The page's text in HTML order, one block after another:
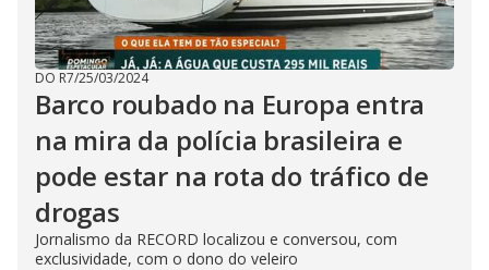
DO R7/25/03/2024
Barco roubado na Europa entra
na mira da polícia brasileira e
pode estar na rota do tráfico de
drogas
Jornalismo da RECORD localizou e conversou, com
exclusividade, com o dono do veleiro